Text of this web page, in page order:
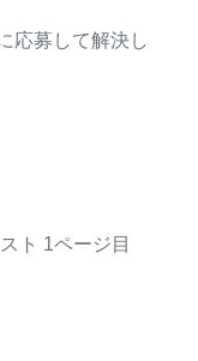
応募して解決し
ト 1ページ目